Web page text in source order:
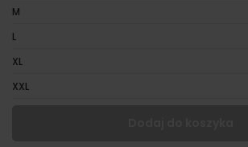
M
L
XL
XXL